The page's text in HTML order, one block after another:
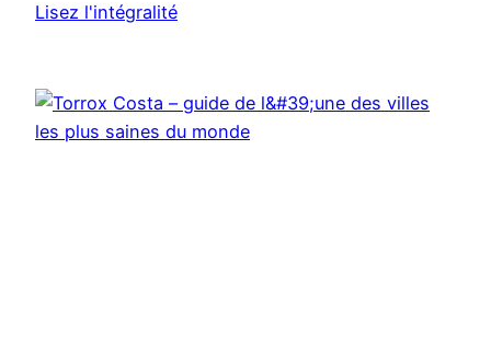
Lisez l'intégralité